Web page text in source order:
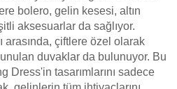
bolero, gelin kesesi, altın
aksesuarlar da sağlıyor.
arasında, çiftlere özel olarak
duvaklar da bulunuyor. Bu
Dress'in tasarımlarını sadece